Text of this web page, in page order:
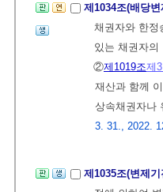
제1034조(배당
채권자와 한
있는 채권자
②제1019조제
재산과 함께
상속채권자나
3. 31., 2022.
제1035조(변제